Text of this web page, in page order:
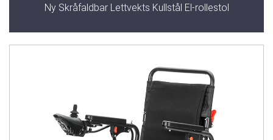
Ny Skråfaldbar Lettvekts Kullstål El-rollestol